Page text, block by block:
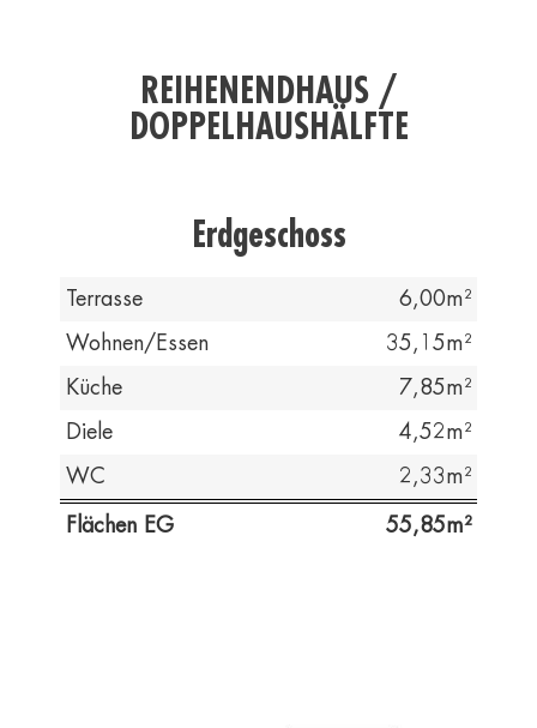
REIHENENDHAUS /
DOPPELHAUSHÄLFTE
Erdgeschoss
Terrasse 6,00
Wohnen/Essen 35,15
Küche 7,85
Diele 4,52
WC 2,33
Flächen EG 55,85